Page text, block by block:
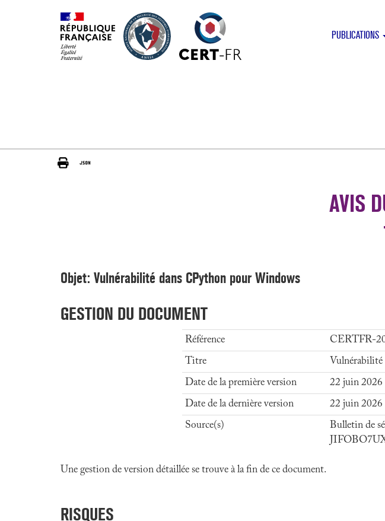
PUBLICATIONS
AVIS
Objet: Vulnérabilité dans CPython pour Windows
GESTION DU DOCUMENT
Référence
CERTFR-
Titre
Date de la première version
22 juin 2026
Date de la dernière version
22 juin 2026
Source(s)
Bulletin de
Une gestion de version détaillée se trouve à la fin de ce document.
RISQUES